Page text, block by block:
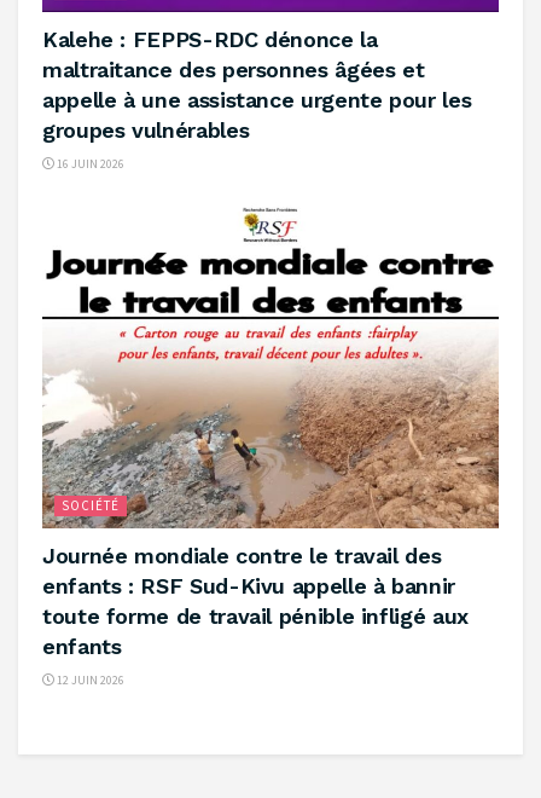
‎Kalehe : FEPPS-RDC dénonce la
maltraitance des personnes âgées et
appelle à une assistance urgente pour les
groupes vulnérables
16 JUIN 2026
SOCIÉTÉ
‎Journée mondiale contre le travail des
enfants : RSF Sud-Kivu appelle à bannir
toute forme de travail pénible infligé aux
enfants ‎
12 JUIN 2026